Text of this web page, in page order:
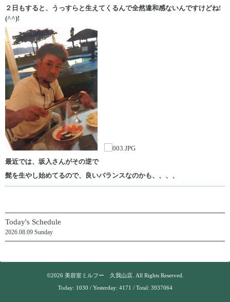
２日もすると、うっすらと生えてくるんで全然違和感ないんですけどね!
(^^)!
最近では、坂入さんがその逆で
髭を生やし始めてるので、良いバランスなのかも、、、、
Today's Schedule
2026.08.09 Sunday
©2026 美容室ミルフー 久我山店. All Rights Reserved.
Today: 1030 / Yesterday: 4171 / Total: 3937064